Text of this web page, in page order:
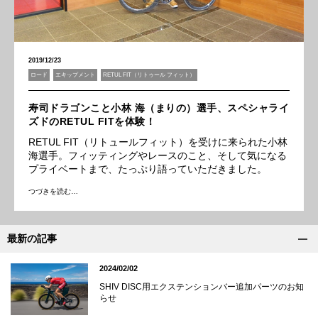
2019/12/23
ロード エキップメント RETUL FIT（リトゥール フィット）
寿司ドラゴンこと小林 海（まりの）選手、スペシャライ
ズドのRETUL FITを体験！
RETUL FIT（リトュールフィット）を受けに来られた小林
海選手。フィッティングやレースのこと、そして気になる
プライベートまで、たっぷり語っていただきました。
つづきを読む…
最新の記事
2024/02/02
SHIV DISC用エクステンションバー追加パーツのお知
らせ